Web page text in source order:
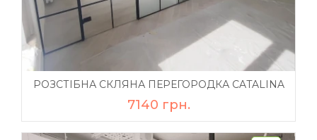
РОЗСТІБНА СКЛЯНА ПЕРЕГОРОДКА CATALINA
7140 грн.